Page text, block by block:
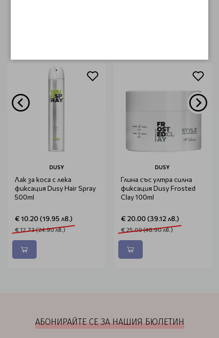
DUSY
Лак за коса с лека
фиксация Dusy Hair Spray
500ml
€ 10.20 (19.95 лв.)
€ 12.73 (24.90 лв.)
DUSY
Глина със ултра силна
фиксация Dusy Frosted
Clay 100ml
€ 20.00 (39.12 лв.)
€ 25.00 (48.90 лв.)
АБОНИРАЙТЕ СЕ ЗА НАШИЯ БЮЛЕТИН